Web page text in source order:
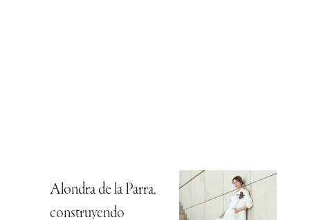
Alondra de la Parra,
construyendo